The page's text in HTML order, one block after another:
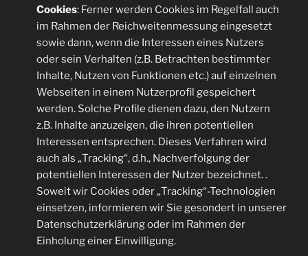
Cookies: Ferner werden Cookies im Regelfall auch
im Rahmen der Reichweitenmessung eingesetzt
sowie dann, wenn die Interessen eines Nutzers
oder sein Verhalten (z.B. Betrachten bestimmter
Inhalte, Nutzen von Funktionen etc.) auf einzelnen
Webseiten in einem Nutzerprofil gespeichert
werden. Solche Profile dienen dazu, den Nutzern
z.B. Inhalte anzuzeigen, die ihren potentiellen
Interessen entsprechen. Dieses Verfahren wird
auch als „Tracking“, d.h., Nachverfolgung der
potentiellen Interessen der Nutzer bezeichnet. .
Soweit wir Cookies oder „Tracking“-Technologien
einsetzen, informieren wir Sie gesondert in unserer
Datenschutzerklärung oder im Rahmen der
Einholung einer Einwilligung.